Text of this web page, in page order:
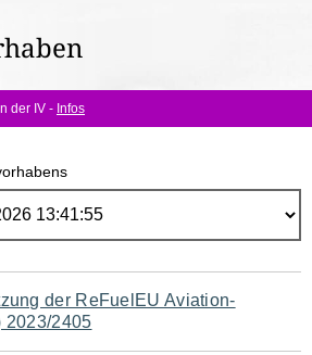
der IV - Infos
der ReFuelEU Aviation-
2023/2405